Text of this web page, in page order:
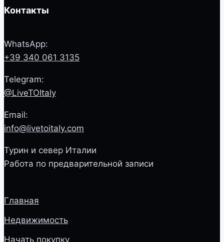
Контакты
WhatsApp:
+39 340 061 3135
Telegram:
@LiveTOItaly
Email:
info@livetoitaly.com
Турин и север Италии
Работа по предварительной записи
Главная
Недвижимость
Начать покупку